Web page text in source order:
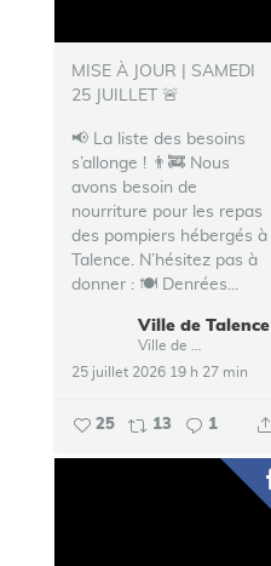
MISE À JOUR | SAMEDI
25 JUILLET 🚨
📢 La liste des besoins
s’allonge ! 👨‍🚒 Nous
avons besoin de
nourriture pour les repas
des pompiers hébergés à
Talence.
N’hésitez pas à
donner : 🍽️ Denrées...
Ville de Talence
25 juillet 2026 19 h 27 min
25 13 1